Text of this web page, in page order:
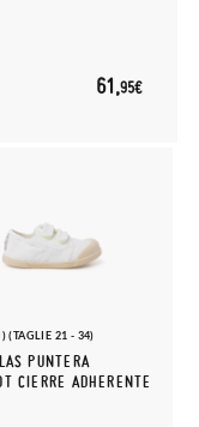
61,95€
(TAGLIE 21 - 34)
PUNTERA
CIERRE ADHERENTE